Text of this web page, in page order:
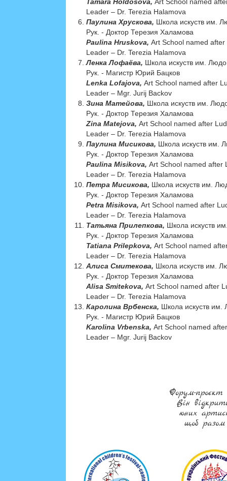
Leader – Dr. Terezia Halamova
Паулина Хрускова, Школа искуств им.
Рук. - Доктор Терезия Халамова
Paulina Hruskova, Art School named
Leader – Dr. Terezia Halamova
Ленка Лофаёва, Школа искуств им.
Рук. - Магистр Юрий Бацков
Lenka Lofajova, Art School named after
Leader – Mgr. Jurij Backov
Зина Матейова, Школа искуств им.
Рук. - Доктор Терезия Халамова
Zina Matejova, Art School named after
Leader – Dr. Terezia Halamova
Паулина Мисикова, Школа искуств им.
Рук. - Доктор Терезия Халамова
Paulina Misikova, Art School named after
Leader – Dr. Terezia Halamova
Петра Мисикова, Школа искуств им.
Рук. - Доктор Терезия Халамова
Petra Misikova, Art School named after
Leader – Dr. Terezia Halamova
Татьяна Прилепкова, Школа искуств
Рук. - Доктор Терезия Халамова
Tatiana Prilepkova, Art School named
Leader – Dr. Terezia Halamova
Алиса Смитекова, Школа искуств им.
Рук. - Доктор Терезия Халамова
Alisa Smitekova, Art School named after
Leader – Dr. Terezia Halamova
Каролина Врбенска, Школа искуств им.
Рук. - Магистр Юрий Бацков
Karolina Vrbenska, Art School named
Leader – Mgr. Jurij Backov